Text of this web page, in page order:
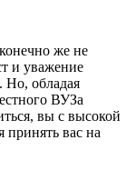
же не
и уважение
Но, обладая
ВУЗа
вы с высокой
принять вас на